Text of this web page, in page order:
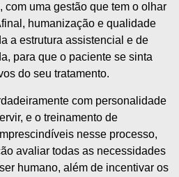
com uma gestão que tem o olhar
humanização e qualidade
a estrutura assistencial e de
para que o paciente se sinta
do seu tratamento.
com personalidade
e o treinamento de
nesse processo,
avaliar todas as necessidades
humano, além de incentivar os